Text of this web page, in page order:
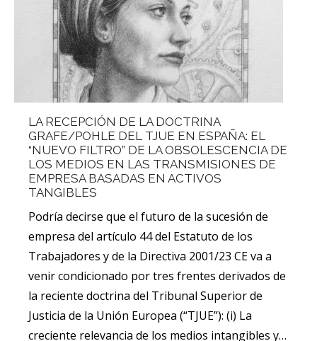
LA RECEPCIÓN DE LA DOCTRINA
GRAFE/POHLE DEL TJUE EN ESPAÑA: EL
“NUEVO FILTRO” DE LA OBSOLESCENCIA DE
LOS MEDIOS EN LAS TRANSMISIONES DE
EMPRESA BASADAS EN ACTIVOS
TANGIBLES
Podría decirse que el futuro de la sucesión de
empresa del artículo 44 del Estatuto de los
Trabajadores y de la Directiva 2001/23 CE va a
venir condicionado por tres frentes derivados de
la reciente doctrina del Tribunal Superior de
Justicia de la Unión Europea (“TJUE”): (i) La
creciente relevancia de los medios intangibles y…